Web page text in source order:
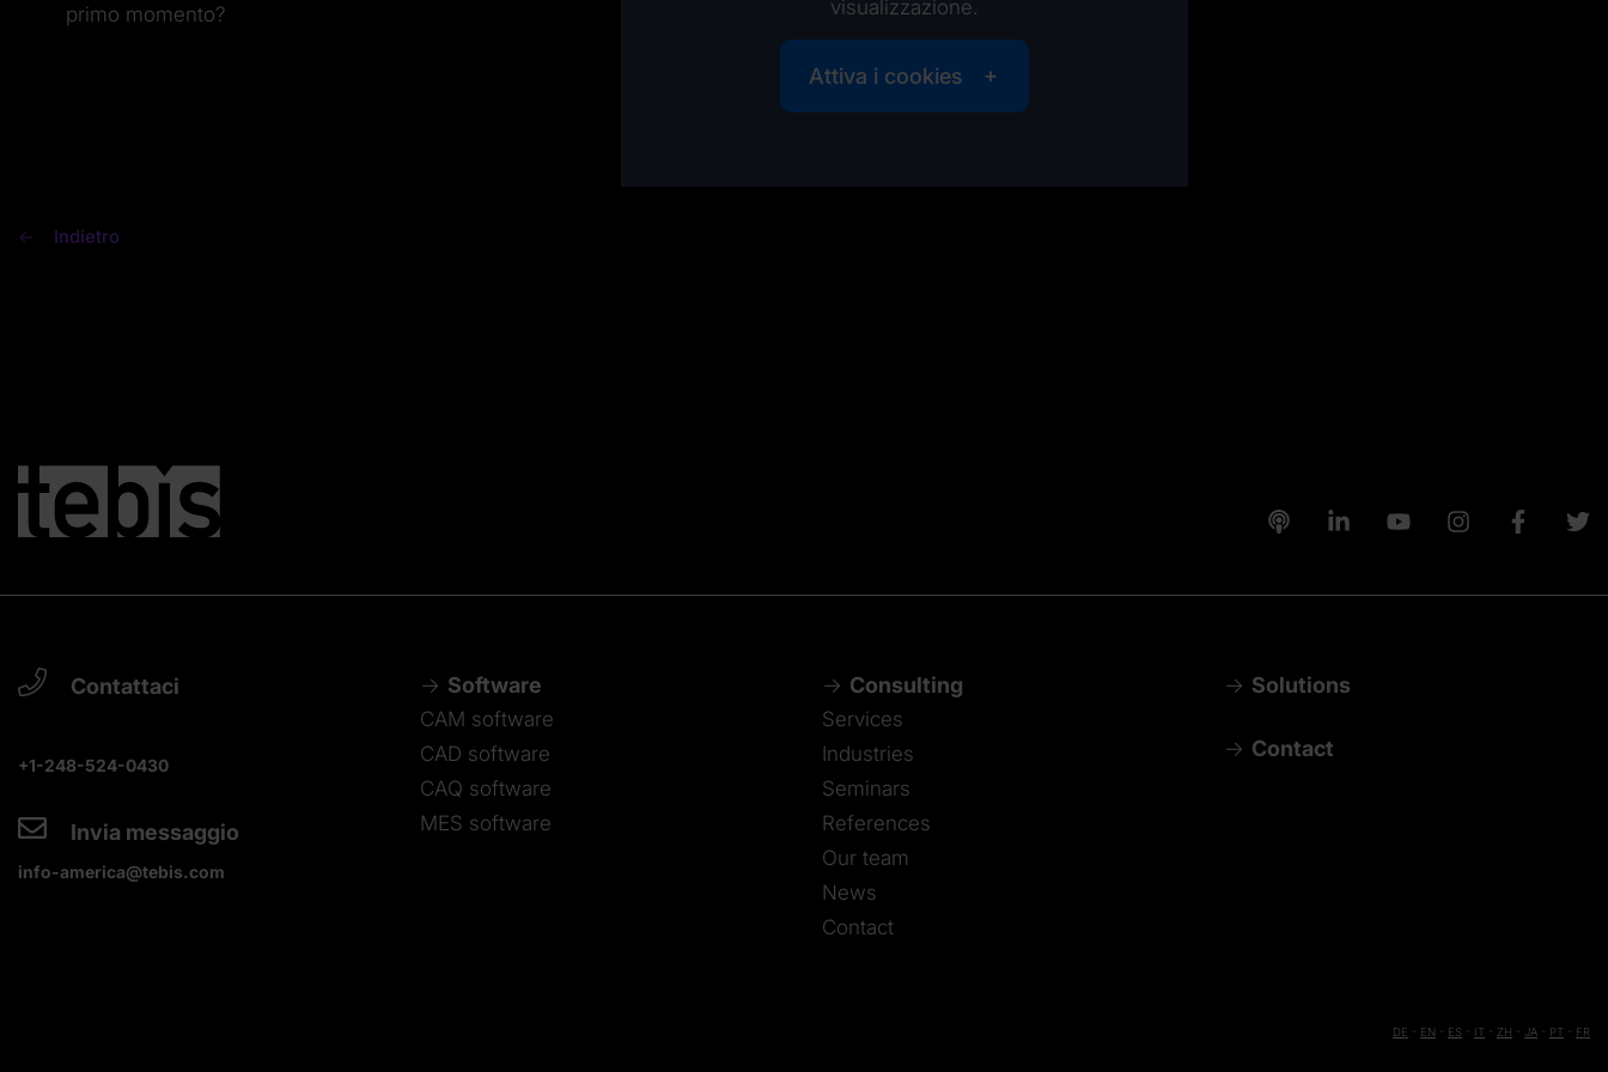
primo momento?
visualizzazione.
Attiva i cookies
Indietro
Contattaci
+1-248-524-0430
Invia messaggio
info-america@tebis.com
Software
CAM software
CAD software
CAQ software
MES software
Consulting
Services
Industries
Seminars
References
Our team
News
Contact
Solutions
Contact
DE EN ES IT ZH JA PT FR